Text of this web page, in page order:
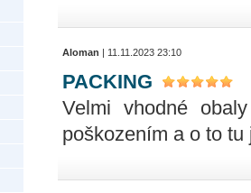
Aloman | 11.11.2023 23:10
PACKING
Velmi vhodné
poškozením a o to